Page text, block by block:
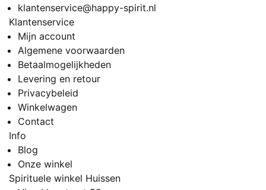
klantenservice@happy-spirit.nl
Klantenservice
Mijn account
Algemene voorwaarden
Betaalmogelijkheden
Levering en retour
Privacybeleid
Winkelwagen
Contact
Info
Blog
Onze winkel
Spirituele winkel Huissen